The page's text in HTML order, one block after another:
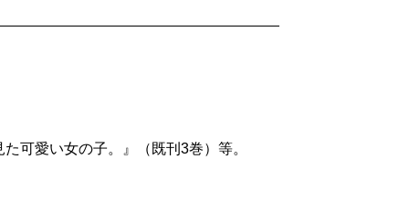
可愛い女の子。』（既刊3巻）等。